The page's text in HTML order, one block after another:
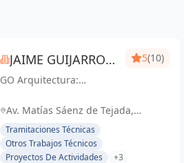
JAIME GUIJARRO
ORIA
GO Arquitectura:
en obra nueva, reformas
y gestiones urbanísticas.
Con Seriedad, Confianza,
Rapidez y Economía como
5(10)
Av. Matías Sáenz de Tejada,
Fuengirola, España, España
Tramitaciones Técnicas
Otros Trabajos Técnicos
Proyectos De Actividades
+3